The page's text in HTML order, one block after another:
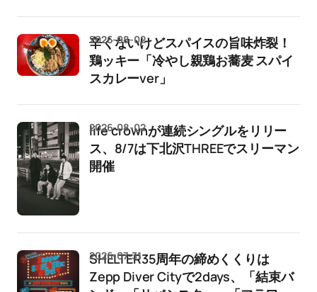
辛くないけどスパイスの旨味炸裂！
鶏ッキー「冷やし親鶏お蕎麦 スパイ
スカレーver」
2026-08-02
life crownが連続シングルをリリー
ス、8/7は下北沢THREEでスリーマン
開催
2026-08-02
SHELTER35周年の締めくくりは
Zepp Diver Cityで2days、「結束バ
2026-07-31